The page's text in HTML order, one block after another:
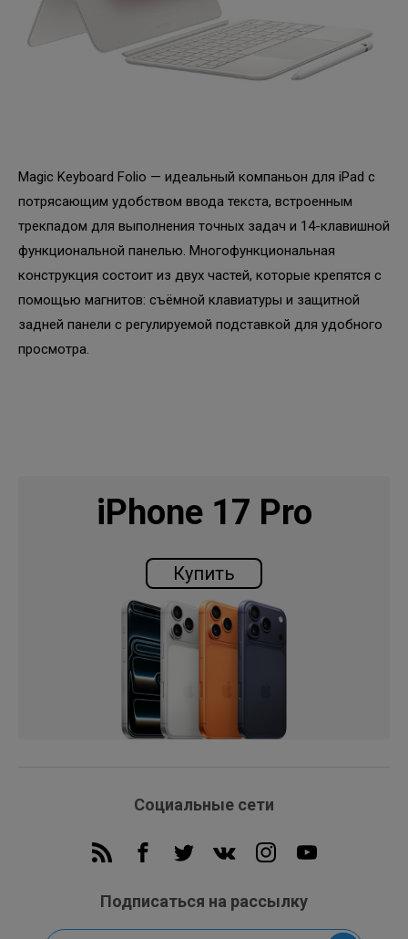
Magic Keyboard Folio — идеальный компаньон для iPad с
потрясающим удобством ввода текста, встроенным
трекпадом для выполнения точных задач и 14-клавишной
функциональной панелью. Многофункциональная
конструкция состоит из двух частей, которые крепятся с
помощью магнитов: съёмной клавиатуры и защитной
задней панели с регулируемой подставкой для удобного
просмотра.
iPhone 17 Pro
Купить
Социальные сети
Подписаться на рассылку